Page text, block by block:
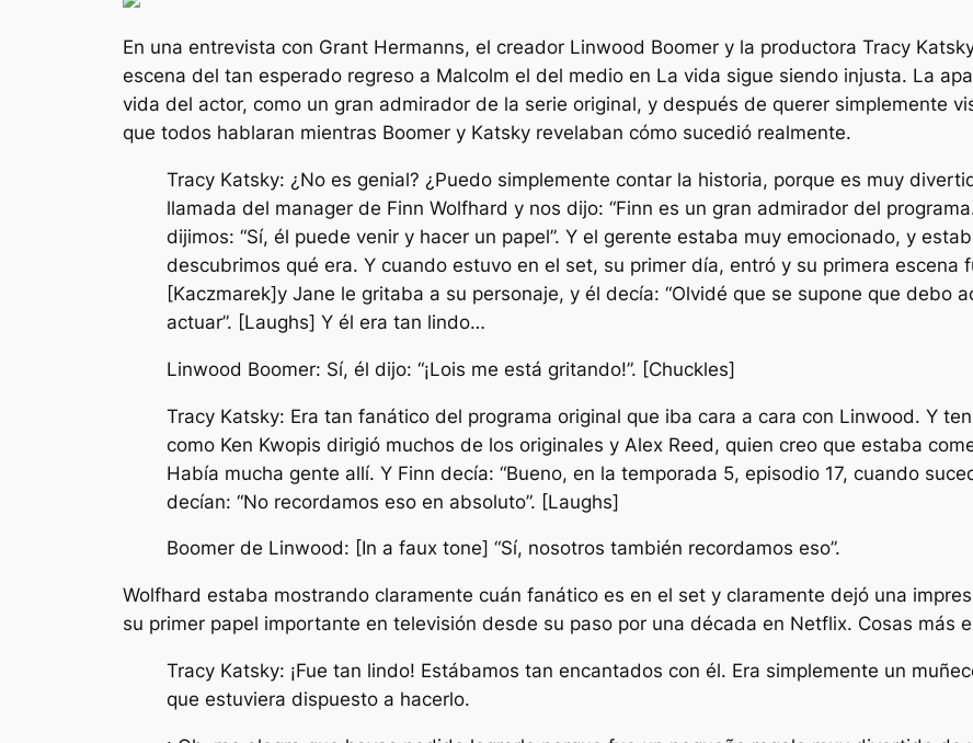
En una entrevista con Grant Hermanns, el creador Linwood Boomer y la productora Tracy
escena del tan esperado regreso a Malcolm el del medio en La vida sigue siendo injusta. La
vida del actor, como un gran admirador de la serie original, y después de querer simplemente
que todos hablaran mientras Boomer y Katsky revelaban cómo sucedió realmente.
Tracy Katsky: ¿No es genial? ¿Puedo simplemente contar la historia, porque es muy
llamada del manager de Finn Wolfhard y nos dijo: “Finn es un gran admirador del
dijimos: “Sí, él puede venir y hacer un papel”. Y el gerente estaba muy emocionado, y
descubrimos qué era. Y cuando estuvo en el set, su primer día, entró y su primera escena
[Kaczmarek]y Jane le gritaba a su personaje, y él decía: “Olvidé que se supone que debo
actuar”. [Laughs] Y él era tan lindo…
Linwood Boomer: Sí, él dijo: “¡Lois me está gritando!”. [Chuckles]
Tracy Katsky: Era tan fanático del programa original que iba cara a cara con Linwood. Y
como Ken Kwopis dirigió muchos de los originales y Alex Reed, quien creo que estaba
Había mucha gente allí. Y Finn decía: “Bueno, en la temporada 5, episodio 17, cuando
decían: “No recordamos eso en absoluto”. [Laughs]
Boomer de Linwood: [In a faux tone] “Sí, nosotros también recordamos eso”.
Wolfhard estaba mostrando claramente cuán fanático es en el set y claramente dejó una
su primer papel importante en televisión desde su paso por una década en Netflix. Cosas más
Tracy Katsky: ¡Fue tan lindo! Estábamos tan encantados con él. Era simplemente un
que estuviera dispuesto a hacerlo.